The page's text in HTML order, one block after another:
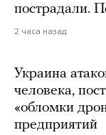
пострадали.
2 часа назад
Украина
человека,
«обломки
предприятий